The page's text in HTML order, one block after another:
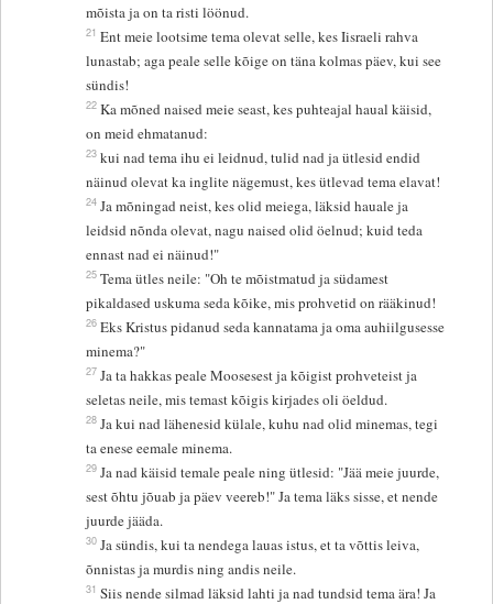
mõista ja on ta risti löönud.
21 Ent meie lootsime tema olevat selle, kes Iisraeli rahva
lunastab; aga peale selle kõige on täna kolmas päev, kui see
sündis!
22 Ka mõned naised meie seast, kes puhteajal haual käisid,
on meid ehmatanud:
23 kui nad tema ihu ei leidnud, tulid nad ja ütlesid endid
näinud olevat ka inglite nägemust, kes ütlevad tema elavat!
24 Ja mõningad neist, kes olid meiega, läksid hauale ja
leidsid nõnda olevat, nagu naised olid öelnud; kuid teda
ennast nad ei näinud!"
25 Tema ütles neile: "Oh te mõistmatud ja südamest
pikaldased uskuma seda kõike, mis prohvetid on rääkinud!
26 Eks Kristus pidanud seda kannatama ja oma auhiilgusesse
minema?"
27 Ja ta hakkas peale Moosesest ja kõigist prohveteist ja
seletas neile, mis temast kõigis kirjades oli öeldud.
28 Ja kui nad lähenesid külale, kuhu nad olid minemas, tegi
ta enese eemale minema.
29 Ja nad käisid temale peale ning ütlesid: "Jää meie juurde,
sest õhtu jõuab ja päev veereb!" Ja tema läks sisse, et nende
juurde jääda.
30 Ja sündis, kui ta nendega lauas istus, et ta võttis leiva,
õnnistas ja murdis ning andis neile.
31 Siis nende silmad läksid lahti ja nad tundsid tema ära! Ja